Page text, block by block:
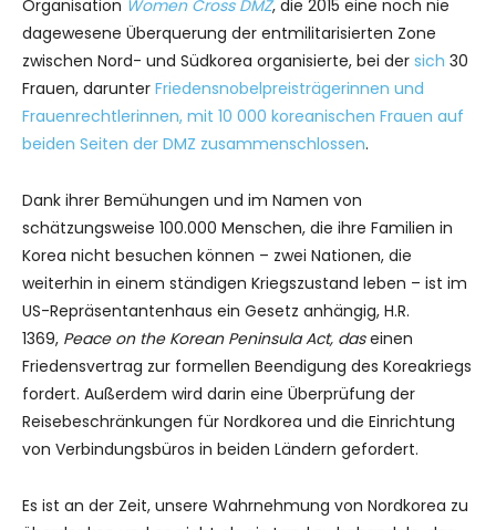
Organisation Women Cross DMZ, die 2015 eine noch nie
dagewesene Überquerung der entmilitarisierten Zone
zwischen Nord- und Südkorea organisierte, bei der sich 30
Frauen, darunter Friedensnobelpreisträgerinnen und
Frauenrechtlerinnen, mit 10 000 koreanischen Frauen auf
beiden Seiten der DMZ zusammenschlossen.
Dank ihrer Bemühungen und im Namen von
schätzungsweise 100.000 Menschen, die ihre Familien in
Korea nicht besuchen können – zwei Nationen, die
weiterhin in einem ständigen Kriegszustand leben – ist im
US-Repräsentantenhaus ein Gesetz anhängig, H.R.
1369, Peace on the Korean Peninsula Act, daseinen
Friedensvertrag zur formellen Beendigung des Koreakriegs
fordert. Außerdem wird darin eine Überprüfung der
Reisebeschränkungen für Nordkorea und die Einrichtung
von Verbindungsbüros in beiden Ländern gefordert.
Es ist an der Zeit, unsere Wahrnehmung von Nordkorea zu